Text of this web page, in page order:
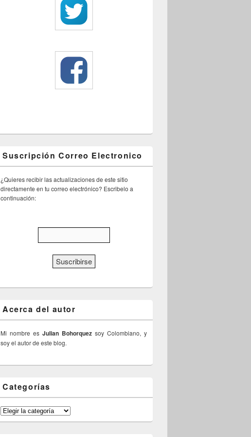
Suscripción Correo Electronico
¿Quieres recibir las actualizaciones de este sitio
directamente en tu correo electrónico? Escribelo a
continuación:
Acerca del autor
Mi nombre es Julian Bohorquez soy Colombiano, y
soy el autor de este blog.
Categorías
Categorías